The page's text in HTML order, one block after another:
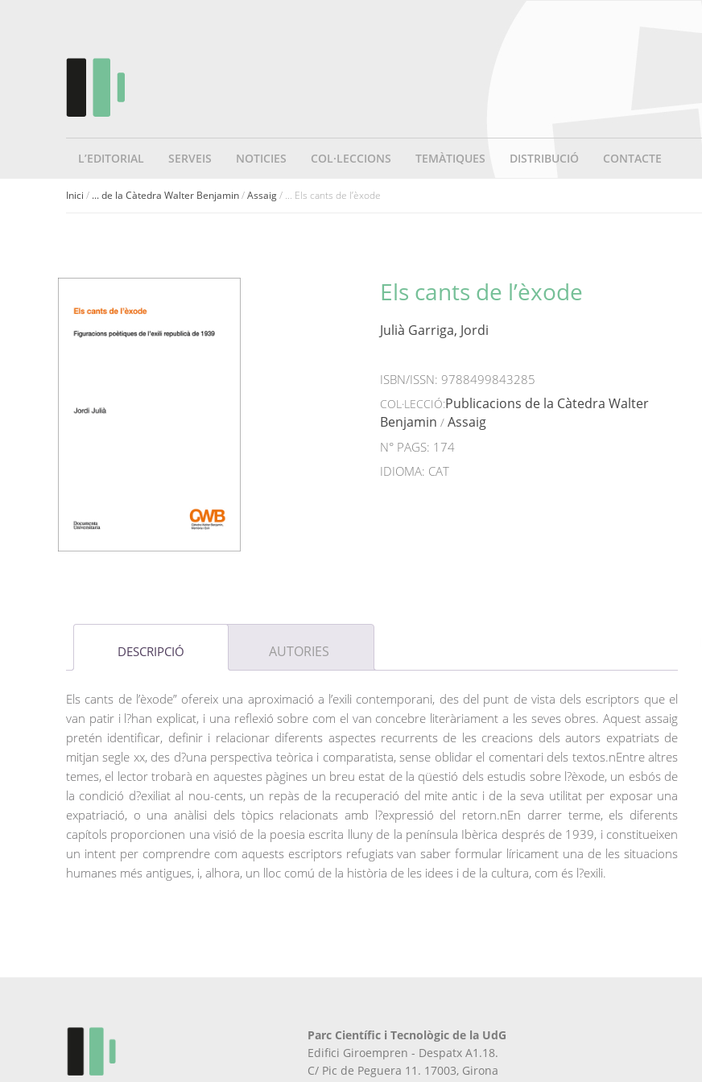
L’EDITORIAL SERVEIS NOTICIES COL·LECCIONS TEMÀTIQUES DISTRIBUCIÓ CONTACTE
Inici / ... de la Càtedra Walter Benjamin/Assaig/ ... Els cants de l’èxode
Els cants de l’èxode
Julià Garriga, Jordi
ISBN/ISSN: 9788499843285
COL·LECCIÓ:Publicacions de la Càtedra Walter
Benjamin / Assaig
N° PAGS: 174
IDIOMA: CAT
DESCRIPCIÓ AUTORIES
Els cants de l’èxode” ofereix una aproximació a l’exili contemporani, des del punt de vista dels escriptors que el
van patir i l?han explicat, i una reflexió sobre com el van concebre literàriament a les seves obres. Aquest assaig
pretén identificar, definir i relacionar diferents aspectes recurrents de les creacions dels autors expatriats de
mitjan segle xx, des d?una perspectiva teòrica i comparatista, sense oblidar el comentari dels textos.nEntre altres
temes, el lector trobarà en aquestes pàgines un breu estat de la qüestió dels estudis sobre l?èxode, un esbós de
la condició d?exiliat al nou-cents, un repàs de la recuperació del mite antic i de la seva utilitat per exposar una
expatriació, o una anàlisi dels tòpics relacionats amb l?expressió del retorn.nEn darrer terme, els diferents
capítols proporcionen una visió de la poesia escrita lluny de la península Ibèrica després de 1939, i constitueixen
un intent per comprendre com aquests escriptors refugiats van saber formular líricament una de les situacions
humanes més antigues, i, alhora, un lloc comú de la història de les idees i de la cultura, com és l?exili.
Parc Científic i Tecnològic de la UdG
Edifici Giroempren - Despatx A1.18.
C/ Pic de Peguera 11. 17003, Girona